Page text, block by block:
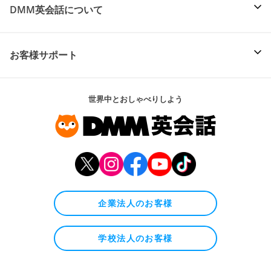
DMM英会話について
お客様サポート
世界中とおしゃべりしよう
企業法人のお客様
学校法人のお客様